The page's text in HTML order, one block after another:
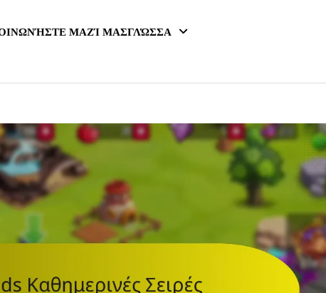
ΜΑΖΊ ΜΑΣΓΛΏΣΣΑ